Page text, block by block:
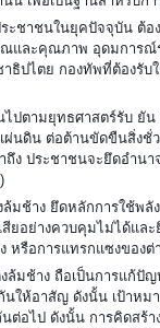
ระชาชนในยุคปัจจุบัน ต้
และคุณภาพ อุดมการณ์
าธิปไตย กองทัพที่ต้องรั
ไปตามยุทธศาสตร์รับ ยั
ผ่นดิน ต่อต้านขัดขืนสิ่ง
ง ประชาชนจะยึดอำน
มช้าง ยึดหลักการใช้พ
ยอย่างควบคุมไม่ได้แล
หรือการแทรกแซงของ
ล้มช้าง ถือเป็นการแก้
นให้อาสัญ ดังนั้น เป้าห
ต่อไป ดังนั้น การคิดสร้